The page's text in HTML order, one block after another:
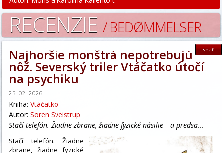
RECENZIE/ BEDØMMELSER
späť
Najhoršie monštrá nepotrebujú
nôž. Severský triler Vtáčatko útočí
na psychiku
25. 02. 2026
Kniha: Vtáčatko
Autor: Soren Sveistrup
Stačí telefón. Žiadne zbrane, žiadne fyzické násilie – a predsa...
Stačí telefón. Žiadne
zbrane, žiadne fyzické